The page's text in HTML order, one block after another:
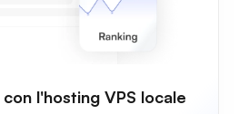
con l'hosting VPS locale